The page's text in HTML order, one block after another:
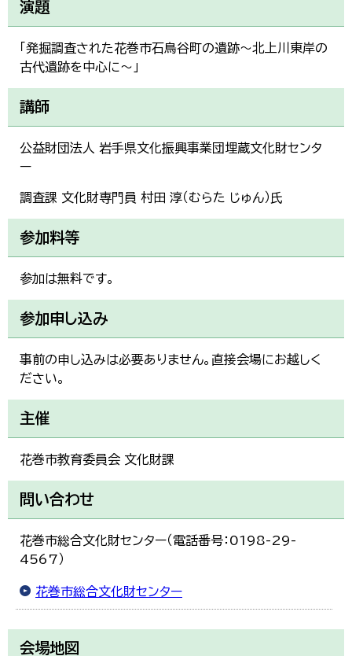
演題
「発掘調査された花巻市石鳥谷町の遺跡～北上川東岸の
古代遺跡を中心に～」
講師
公益財団法人 岩手県文化振興事業団埋蔵文化財センタ
ー
調査課 文化財専門員 村田 淳（むらた じゅん）氏
参加料等
参加は無料です。
参加申し込み
事前の申し込みは必要ありません。直接会場にお越しく
ださい。
主催
花巻市教育委員会 文化財課
問い合わせ
花巻市総合文化財センター（電話番号：0198-29-
4567）
花巻市総合文化財センター
会場地図